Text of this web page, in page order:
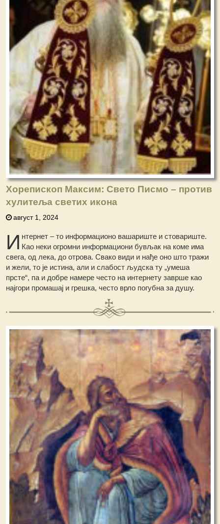
Хорепископ Максим: Свето Писмо – против
хулитеља светих икона
август 1, 2024
И нтернет – то информационо вашариште и стовариште.
Као неки огромни информациони бувљак на коме има
свега, од лека, до отрова. Свако види и нађе оно што тражи
и жели, то је истина, али и слабост људска ту „умеша
прсте“, па и добре намере често на интернету заврше као
најгори промашај и грешка, често врло погубна за душу.